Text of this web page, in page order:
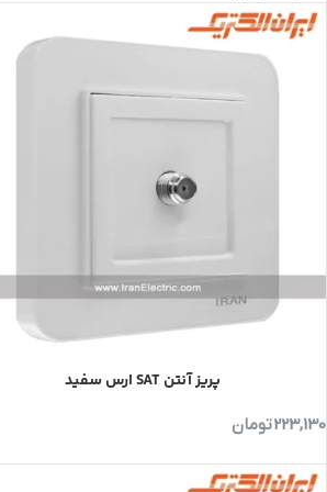
پریز آنتن SAT ارس سفید
223,130تومان